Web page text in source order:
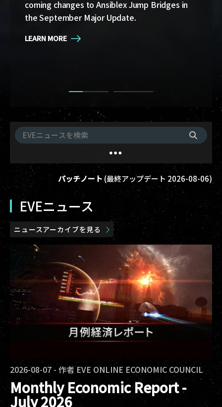
coming changes to Ansiblex Jump Bridges in
the September Major Update.
LEARN MORE
Online, is live, bringing Military Campaigns,
titles and achievements, a new starter space
historical epic arc, and more.
パッチノート (最終アップデート2026-08-06)
EVEニュース
ニュースアーカイブを見る
2026-08-07 - 作者EVE ONLINE ECONOMIC COUNCIL
Monthly Economic Report -
July 2026